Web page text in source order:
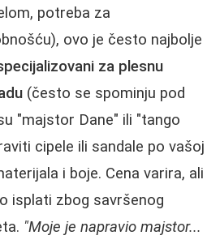
potreba za
ovo je često najbolje
za plesnu
(često se spominju pod
"majstor Dane" ili "tango
cipele ili sandale po vašoj
i boje. Cena varira, ali
isplati zbog savršenog
"Moje je napravio majstor...